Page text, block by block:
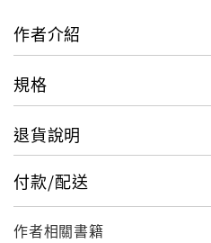
作者介紹
規格
退貨說明
付款/配送
作者相關書籍